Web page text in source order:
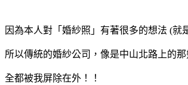
因為本人對「婚紗照」有著很多的想法 (就
所以傳統的婚紗公司，像是中山北路上的
全都被我屏除在外！！